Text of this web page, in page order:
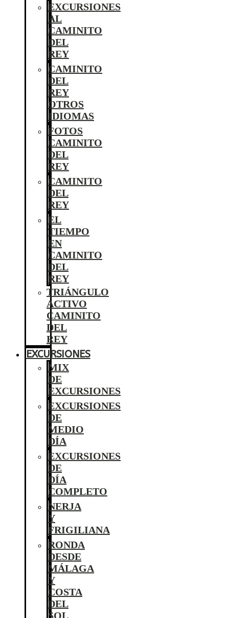
EXCURSIONES
AL
CAMINITO
DEL
REY
CAMINITO
DEL
REY
OTROS
IDIOMAS
FOTOS
CAMINITO
DEL
REY
CAMINITO
DEL
REY
EL
TIEMPO
EN
CAMINITO
DEL
REY
TRIÁNGULO
ACTIVO
CAMINITO
DEL
REY
EXCURSIONES
MIX
DE
EXCURSIONES
EXCURSIONES
DE
MEDIO
DÍA
EXCURSIONES
DE
DÍA
COMPLETO
NERJA
Y
FRIGILIANA
RONDA
DESDE
MÁLAGA
Y
COSTA
DEL
SOL